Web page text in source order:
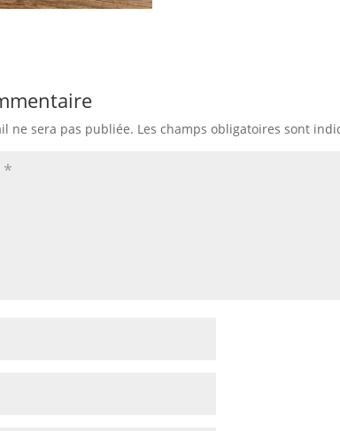
ne sera pas publiée. Les champs obligatoires sont